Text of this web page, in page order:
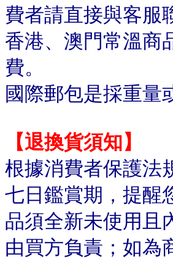
費者請直接與客服
香港、澳門常溫商
費。
國際郵包是採重
【退換貨須知】
根據消費者保護法
七日鑑賞期，提醒
品須全新未使用且
由買方負責；如為